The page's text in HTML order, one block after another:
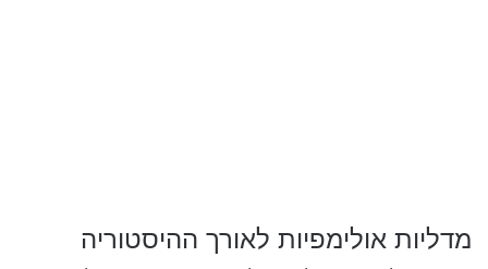
מדליות אולימפיות לאורך ההיסטוריה